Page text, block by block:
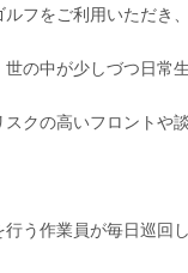
フをご利用いただき
の中が少しづつ日常
クの高いフロントや
う作業員が毎日巡回